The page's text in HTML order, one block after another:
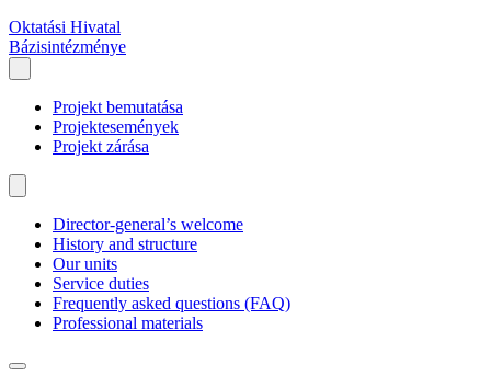
Oktatási Hivatal
Bázisintézménye
Projekt bemutatása
Projektesemények
Projekt zárása
Director-general’s welcome
History and structure
Our units
Service duties
Frequently asked questions (FAQ)
Professional materials